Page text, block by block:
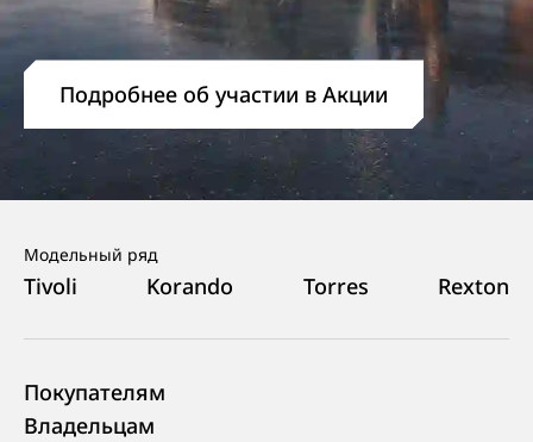
Подробнее об участии в Акции
Модельный ряд
Tivoli Korando Torres Rexton
Покупателям
Владельцам